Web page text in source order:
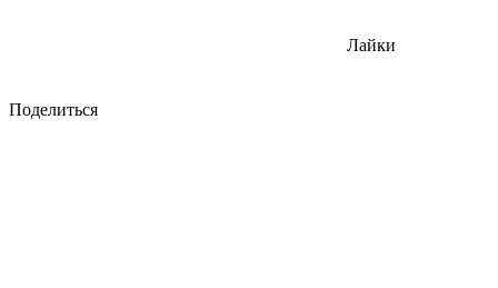
Лайки
Поделиться